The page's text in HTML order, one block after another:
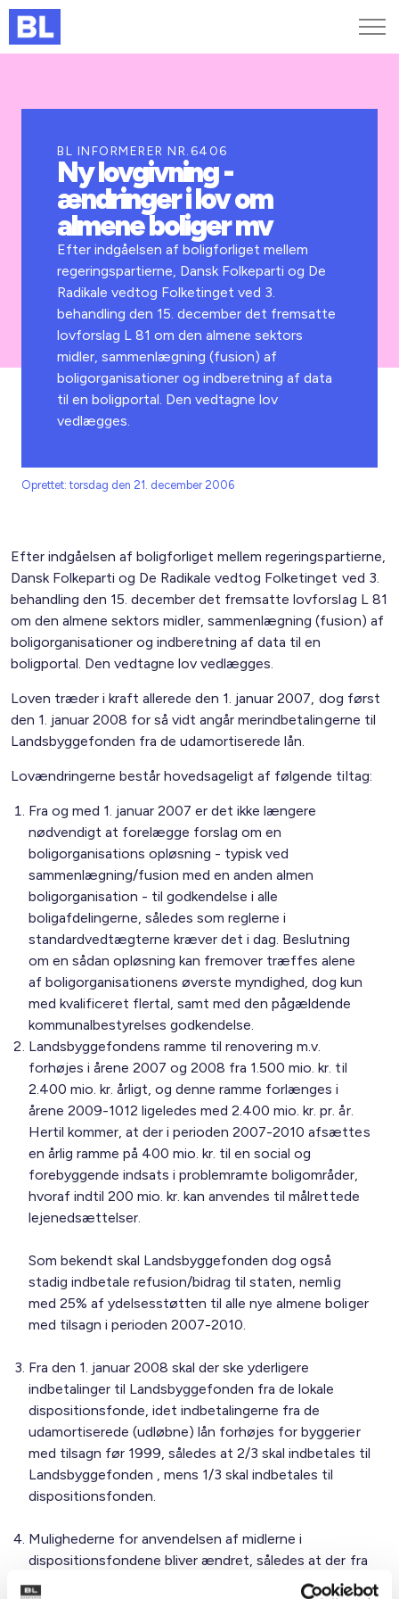
Kurser og arrangementer
Jobportalen
BL INFORMERER NR.6406
Ny lovgivning -
ændringer i lov om
almene boliger mv
Efter indgåelsen af boligforliget mellem
regeringspartierne, Dansk Folkeparti og De
Radikale vedtog Folketinget ved 3.
behandling den 15. december det fremsatte
lovforslag L 81 om den almene sektors
midler, sammenlægning (fusion) af
boligorganisationer og indberetning af data
til en boligportal. Den vedtagne lov
vedlægges.
Oprettet: torsdag den 21. december 2006
Efter indgåelsen af boligforliget mellem regeringspartierne,
Dansk Folkeparti og De Radikale vedtog Folketinget ved 3.
behandling den 15. december det fremsatte lovforslag L 81
om den almene sektors midler, sammenlægning (fusion) af
boligorganisationer og indberetning af data til en
boligportal. Den vedtagne lov vedlægges.
Loven træder i kraft allerede den 1. januar 2007, dog først
den 1. januar 2008 for så vidt angår merindbetalingerne til
Landsbyggefonden fra de udamortiserede lån.
Lovændringerne består hovedsageligt af følgende tiltag:
Fra og med 1. januar 2007 er det ikke længere
nødvendigt at forelægge forslag om en
boligorganisations opløsning - typisk ved
sammenlægning/fusion med en anden almen
boligorganisation - til godkendelse i alle
boligafdelingerne, således som reglerne i
standardvedtægterne kræver det i dag. Beslutning
om en sådan opløsning kan fremover træffes alene
af boligorganisationens øverste myndighed, dog kun
med kvalificeret flertal, samt med den pågældende
kommunalbestyrelses godkendelse.
Landsbyggefondens ramme til renovering m.v.
forhøjes i årene 2007 og 2008 fra 1.500 mio. kr. til
2.400 mio. kr. årligt, og denne ramme forlænges i
årene 2009-1012 ligeledes med 2.400 mio. kr. pr. år.
Hertil kommer, at der i perioden 2007-2010 afsættes
en årlig ramme på 400 mio. kr. til en social og
forebyggende indsats i problemramte boligområder,
hvoraf indtil 200 mio. kr. kan anvendes til målrettede
lejenedsættelser.
Som bekendt skal Landsbyggefonden dog også
stadig indbetale refusion/bidrag til staten, nemlig
med 25% af ydelsesstøtten til alle nye almene boliger
med tilsagn i perioden 2007-2010.
Fra den 1. januar 2008 skal der ske yderligere
indbetalinger til Landsbyggefonden fra de lokale
dispositionsfonde, idet indbetalingerne fra de
udamortiserede (udløbne) lån forhøjes for byggerier
med tilsagn før 1999, således at 2/3 skal indbetales til
Landsbyggefonden , mens 1/3 skal indbetales til
dispositionsfonden.
Mulighederne for anvendelsen af midlerne i
dispositionsfondene bliver ændret, således at der fra
dispositionsfonden kan gives ydelsesstøtte til